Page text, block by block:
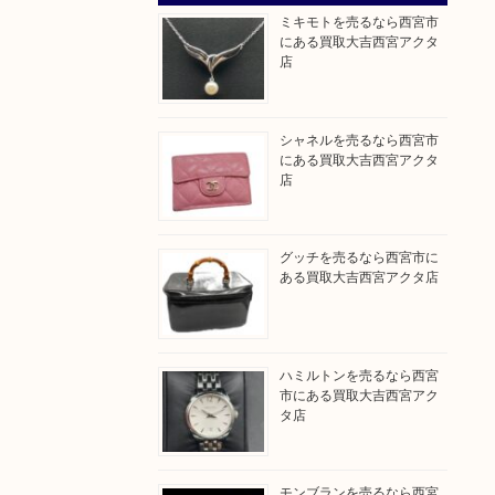
ミキモトを売るなら西宮市
にある買取大吉西宮アクタ
店
シャネルを売るなら西宮市
にある買取大吉西宮アクタ
店
グッチを売るなら西宮市に
ある買取大吉西宮アクタ店
ハミルトンを売るなら西宮
市にある買取大吉西宮アク
タ店